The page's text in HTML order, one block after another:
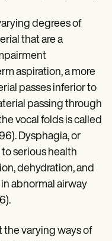
degrees of
that are a
aspiration, a more
passes inferior to
passing through
vocal folds is called
Dysphagia, or
serious health
dehydration, and
abnormal airway
the varying ways of